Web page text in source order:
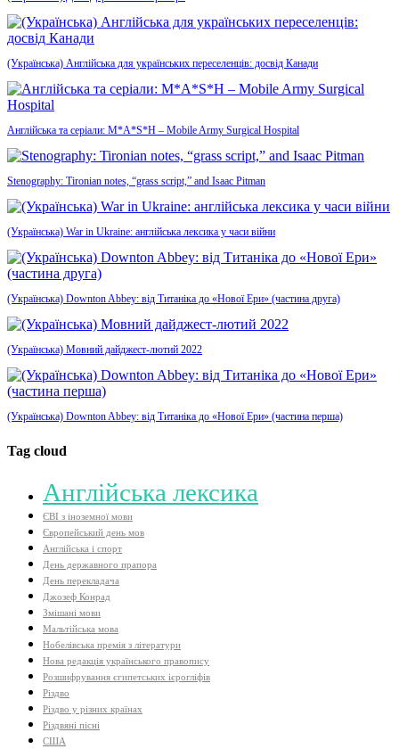
(Українська) Англійська для українських переселенців: досвід Канади
Англійська та серіали: M*A*S*H – Mobile Army Surgical Hospital
Stenography: Tironian notes, “grass script,” and Isaac Pitman
(Українська) War in Ukraine: англійська лексика у часи війни
(Українська) Downton Abbey: від Титаніка до «Нової Ери» (частина друга)
(Українська) Мовний дайджест-лютий 2022
(Українська) Downton Abbey: від Титаніка до «Нової Ери» (частина перша)
Tag cloud
Aнглійська лексика
ЄВІ з іноземної мови
Європейський день мов
Англійська і спорт
День державного прапора
День перекладача
Джозеф Конрад
Змішані мови
Мальтійська мова
Нобелівська премія з літератури
Нова редакція українського правопису
Розшифрування єгипетських ієрогліфів
Різдво
Різдво у різних країнах
Різдвяні пісні
США